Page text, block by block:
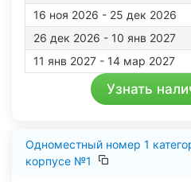
16 ноя 2026 - 25 дек 2026
26 дек 2026 - 10 янв 2027
11 янв 2027 - 14 мар 2027
Узнать
Одноместный номер 1
корпусе №1